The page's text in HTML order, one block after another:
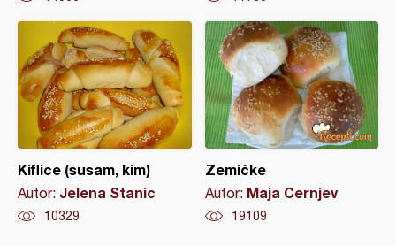
Kiflice (susam, kim)
Autor: Jelena Stanic
10329
Zemičke
Autor: Maja Cernjev
19109